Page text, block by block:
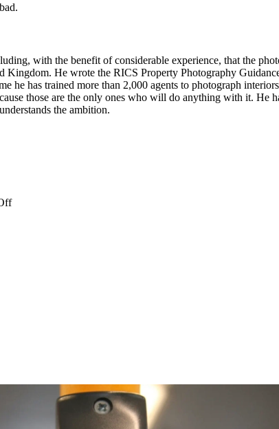
with the benefit of considerable experience, that the
Kingdom. He wrote the RICS Property Photography
he has trained more than 2,000 agents to photograph
those are the only ones who will do anything with it. He